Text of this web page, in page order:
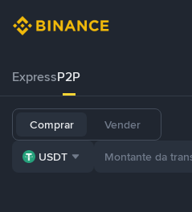
ExpressP2P
Comprar Vender
USDT